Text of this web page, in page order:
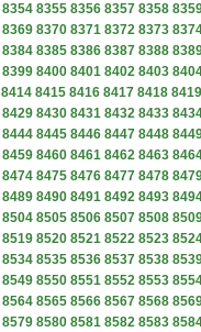
8354 8355 8356 8357 8358
8369 8370 8371 8372 8373
8384 8385 8386 8387 8388
8399 8400 8401 8402 8403
8414 8415 8416 8417 8418 8419
8429 8430 8431 8432 8433
8444 8445 8446 8447 8448
8459 8460 8461 8462 8463
8474 8475 8476 8477 8478
8489 8490 8491 8492 8493
8504 8505 8506 8507 8508
8519 8520 8521 8522 8523
8534 8535 8536 8537 8538
8549 8550 8551 8552 8553
8564 8565 8566 8567 8568
8579 8580 8581 8582 8583